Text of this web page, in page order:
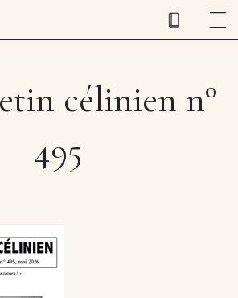
célinien n°
495